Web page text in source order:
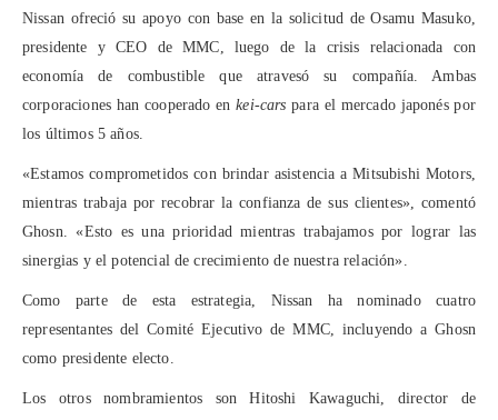
Nissan ofreció su apoyo con base en la solicitud de Osamu Masuko,
presidente y CEO de MMC, luego de la crisis relacionada con
economía de combustible que atravesó su compañía. Ambas
corporaciones han cooperado en kei-cars para el mercado japonés por
los últimos 5 años.
«Estamos comprometidos con brindar asistencia a Mitsubishi Motors,
mientras trabaja por recobrar la confianza de sus clientes», comentó
Ghosn. «Esto es una prioridad mientras trabajamos por lograr las
sinergias y el potencial de crecimiento de nuestra relación».
Como parte de esta estrategia, Nissan ha nominado cuatro
representantes del Comité Ejecutivo de MMC, incluyendo a Ghosn
como presidente electo.
Los otros nombramientos son Hitoshi Kawaguchi, director de